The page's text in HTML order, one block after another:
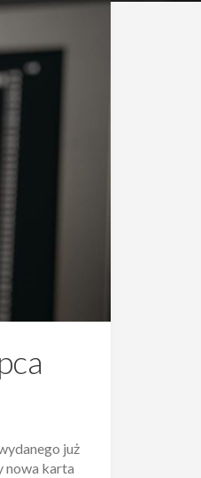
już
nowa karta